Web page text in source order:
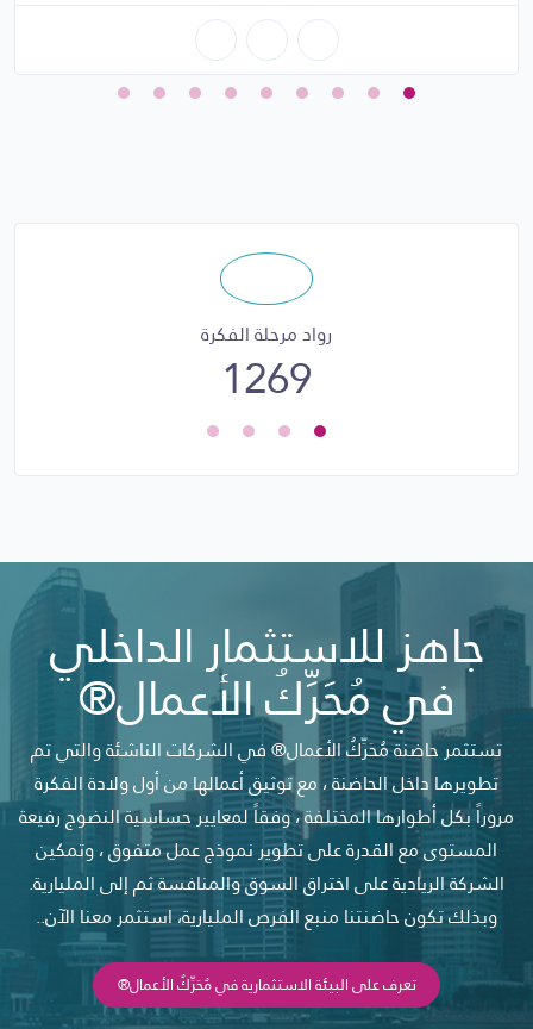
رواد مرحلة الفكرة
1269
جاهز للاستثمار الداخلي
في مُحَرِّكُ الأعمال®
تستثمر حاضنة مُحَرِّكُ الأعمال® في الشركات الناشئة والتي تم
تطويرها داخل الحاضنة ، مع توثيق أعمالها من أول ولادة الفكرة
مروراً بكل أطوارها المختلفة ، وفقاً لمعايير حساسية النضوج رفيعة
المستوى مع القدرة على تطوير نموذج عمل متفوق ، وتمكين
الشركة الريادية على اختراق السوق والمنافسة ثم إلى المليارية.
وبذلك تكون حاضنتنا منبع الفرص المليارية، استثمر معنا الآن..
تعرف على البيئة الاستثمارية في مُحَرِّكُ الأعمال®